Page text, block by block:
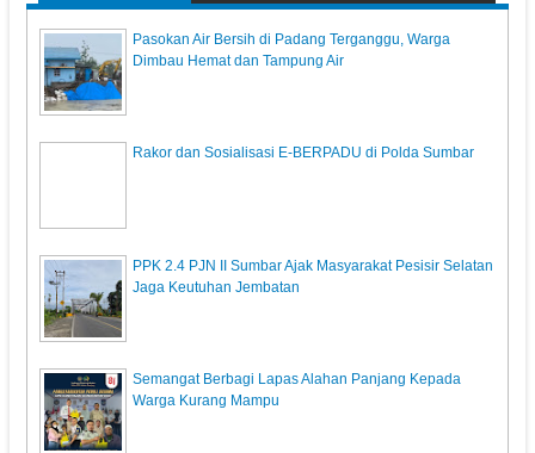
Pasokan Air Bersih di Padang Terganggu, Warga
Dimbau Hemat dan Tampung Air
Rakor dan Sosialisasi E-BERPADU di Polda Sumbar
PPK 2.4 PJN II Sumbar Ajak Masyarakat Pesisir Selatan
Jaga Keutuhan Jembatan
Semangat Berbagi Lapas Alahan Panjang Kepada
Warga Kurang Mampu